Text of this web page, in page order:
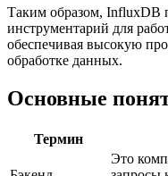
Таким образом, InfluxDB
инструментарий для
обеспечивая высокую
обработке данных.
Основные
Термин
Это